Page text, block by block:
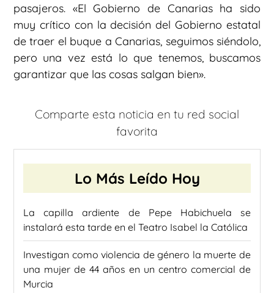
pasajeros. «El Gobierno de Canarias ha sido
muy crítico con la decisión del Gobierno estatal
de traer el buque a Canarias, seguimos siéndolo,
pero una vez está lo que tenemos, buscamos
garantizar que las cosas salgan bien».
Comparte esta noticia en tu red social
favorita
Lo Más Leído Hoy
La capilla ardiente de Pepe Habichuela se
instalará esta tarde en el Teatro Isabel la Católica
Investigan como violencia de género la muerte de
una mujer de 44 años en un centro comercial de
Murcia